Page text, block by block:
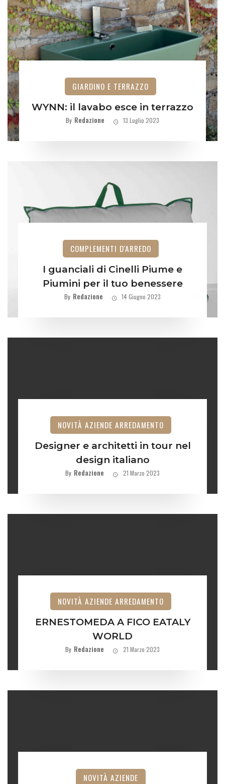
GIARDINO E TERRAZZO
WYNN: il lavabo esce in terrazzo
By Redazione 13 Luglio 2023
COMPLEMENTI D'ARREDO
I guanciali di Cinelli Piume e
Piumini per il tuo benessere
By Redazione 14 Giugno 2023
NOVITÀ AZIENDE ARREDAMENTO
Designer e architetti in tour nel
design italiano
By Redazione 21 Marzo 2023
NOVITÀ AZIENDE ARREDAMENTO
ERNESTOMEDA A FICO EATALY
WORLD
By Redazione 21 Marzo 2023
NOVITÀ AZIENDE